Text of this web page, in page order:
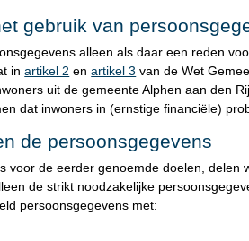
gebruik van
alleen als daar een reden
inartikel 2 enartikel 3 van de Wet
uit de gemeente Alphen aan den
dat inwoners in (ernstige financiële)
de persoonsgegevens
voor de eerder genoemde doelen, delen
de strikt noodzakelijke
persoonsgegevens met: